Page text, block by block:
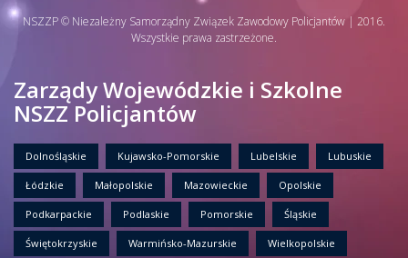
NSZZP © Niezależny Samorządny Związek Zawodowy Policjantów | 2016.
Wszystkie prawa zastrzeżone.
Zarządy Wojewódzkie i Szkolne
NSZZ Policjantów
Dolnośląskie Kujawsko-Pomorskie Lubelskie Lubuskie
Łódzkie Małopolskie Mazowieckie Opolskie
Podkarpackie Podlaskie Pomorskie Śląskie
Świętokrzyskie Warmińsko-Mazurskie Wielkopolskie